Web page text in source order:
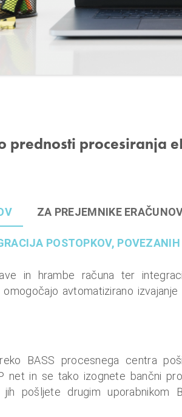
prednosti procesiranja
ZA PREJEMNIKE
POSTOPKOV, POVEZANIH
in hrambe računa ter
avtomatizirano izvajanje
BASS procesnega centra
net in se tako izognete bančni
pošljete drugim uporabnikom